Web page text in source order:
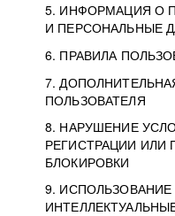
5. ИНФОРМАЦИЯ О
И ПЕРСОНАЛЬНЫЕ
6. ПРАВИЛА
7.
ПОЛЬЗОВАТЕЛЯ
8. НАРУШЕНИЕ
РЕГИСТРАЦИИ ИЛИ
БЛОКИРОВКИ
9.